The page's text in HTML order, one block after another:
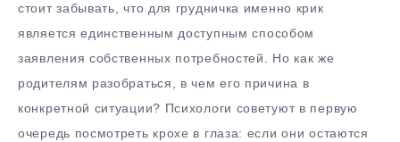
стоит забывать, что для грудничка именно крик
является единственным доступным способом
заявления собственных потребностей. Но как же
родителям разобраться, в чем его причина в
конкретной ситуации? Психологи советуют в первую
очередь посмотреть крохе в глаза: если они остаются